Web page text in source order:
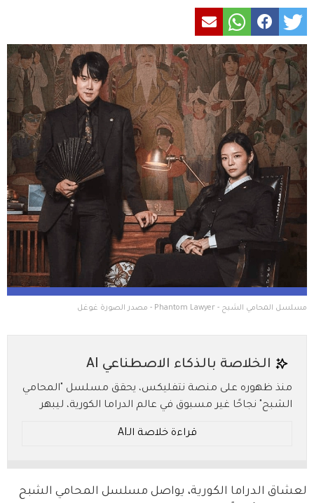
مسلسل المحامي الشبح - Phantom Lawyer - مصدر الصورة غوغل
الخلاصة بالذكاء الاصطناعي AI
منذ ظهوره على منصة نتفليكس، يحقق مسلسل "المحامي
الشبح" نجاحًا غير مسبوق في عالم الدراما الكورية، ليبهر
غامضة ومشوقة. ما الذي يجعل هذا العمل فريدًا في
* ملخص بالـ AI.. يُرجى الرجوع إلى النص الأصلي للتفاصيل.
قراءة خلاصة الـAI
لعشاق الدراما الكورية، يواصل مسلسل المحامي الشبح